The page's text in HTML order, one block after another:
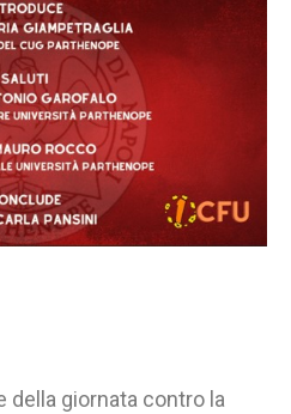
della giornata contro la